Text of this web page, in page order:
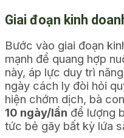
Giai đoạn kinh
Bước vào giai đoạn
mạnh để quang hợp
này, áp lực duy trì
ngày cách ly đòi hỏi
hiện chớm dịch, bà
10 ngày/lần để lượng
tức bẻ gãy bất kỳ lứa